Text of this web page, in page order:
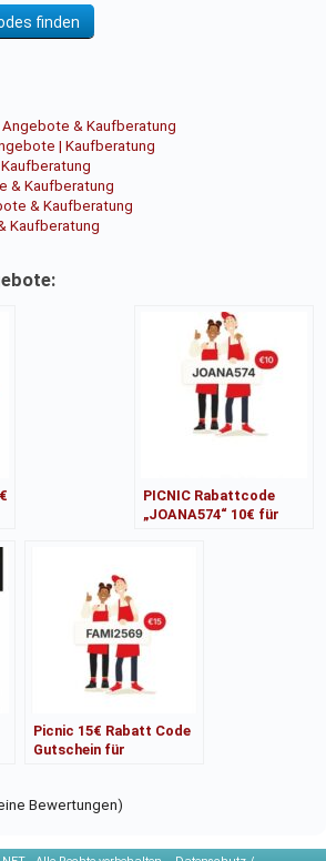
finden
& Kaufberatung
| Kaufberatung
& Kaufberatung
& Kaufberatung
Kaufberatung
PICNIC Rabattcode
„JOANA574“ 10€ für
Picnic 15€ Rabatt Code
Gutschein für
Bewertungen)